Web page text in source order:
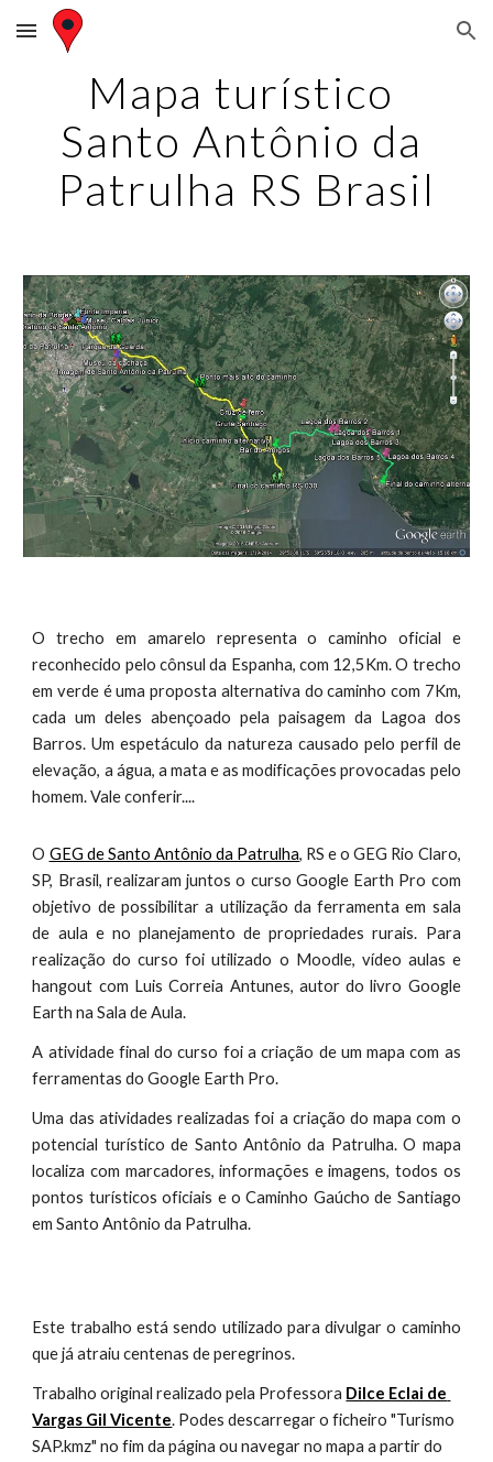
Skip to main content Skip to navigation
Mapa turístico
Santo Antônio da
Patrulha RS Brasil
O trecho em amarelo representa o caminho oficial e
reconhecido pelo cônsul da Espanha, com 12,5Km. O trecho
em verde é uma proposta alternativa do caminho com 7Km,
cada um deles abençoado pela paisagem da Lagoa dos
Barros. Um espetáculo da natureza causado pelo perfil de
elevação, a água, a mata e as modificações provocadas pelo
homem. Vale conferir....
O GEG de Santo Antônio da Patrulha, RS e o GEG Rio Claro,
SP, Brasil, realizaram juntos o curso Google Earth Pro com
objetivo de possibilitar a utilização da ferramenta em sala
de aula e no planejamento de propriedades rurais. Para
realização do curso foi utilizado o Moodle, vídeo aulas e
hangout com Luis Correia Antunes, autor do livro Google
Earth na Sala de Aula.
A atividade final do curso foi a criação de um mapa com as
ferramentas do Google Earth Pro.
Uma das atividades realizadas foi a criação do mapa com o
potencial turístico de Santo Antônio da Patrulha. O mapa
localiza com marcadores, informações e imagens, todos os
pontos turísticos oficiais e o Caminho Gaúcho de Santiago
em Santo Antônio da Patrulha.
Este trabalho está sendo utilizado para divulgar o caminho
que já atraiu centenas de peregrinos.
Trabalho original realizado pela Professora Dilce Eclai de
Vargas Gil Vicente. Podes descarregar o ficheiro "Turismo
SAP.kmz" no fim da página ou navegar no mapa a partir do